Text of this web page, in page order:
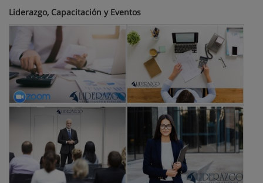
Liderazgo, Capacitación y Eventos